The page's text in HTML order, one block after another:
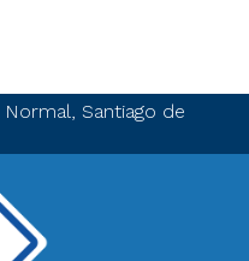
Santiago de